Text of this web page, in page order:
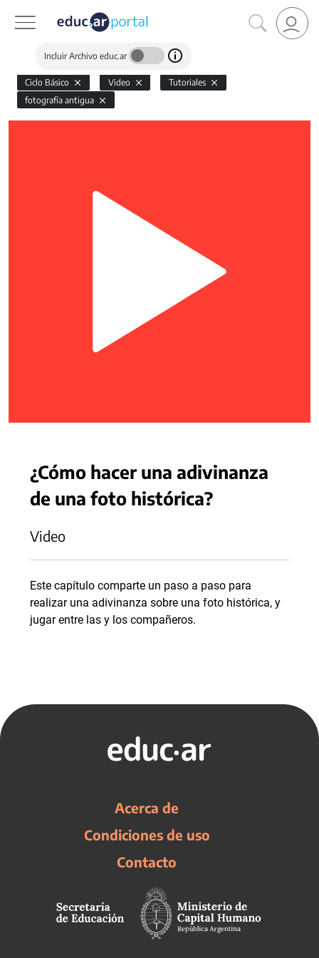
Incluir Archivo educ.ar
Ciclo Básico Video
Tutoriales
fotografía antigua
¿Cómo hacer una adivinanza
de una foto histórica?
Video
Este capítulo comparte un paso a paso para
realizar una adivinanza sobre una foto histórica, y
jugar entre las y los compañeros.
Acerca de
Condiciones de uso
Contacto